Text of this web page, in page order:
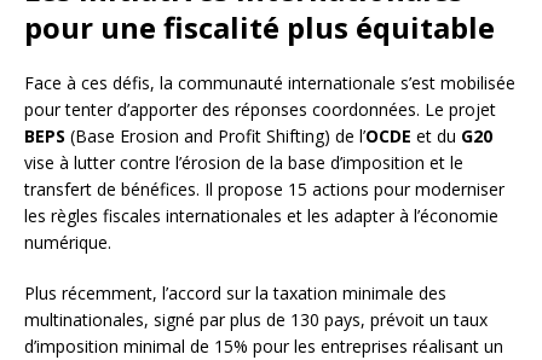
pour une fiscalité plus équitable
Face à ces défis, la communauté internationale s’est mobilisée
pour tenter d’apporter des réponses coordonnées. Le projet
BEPS (Base Erosion and Profit Shifting) de l’OCDE et du G20
vise à lutter contre l’érosion de la base d’imposition et le
transfert de bénéfices. Il propose 15 actions pour moderniser
les règles fiscales internationales et les adapter à l’économie
numérique.
Plus récemment, l’accord sur la taxation minimale des
multinationales, signé par plus de 130 pays, prévoit un taux
d’imposition minimal de 15% pour les entreprises réalisant un